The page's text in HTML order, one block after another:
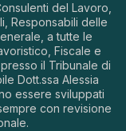
del Lavoro,
Responsabili delle
a tutte le
Fiscale e
il Tribunale di
Dott.ssa Alessia
essere sviluppati
con revisione